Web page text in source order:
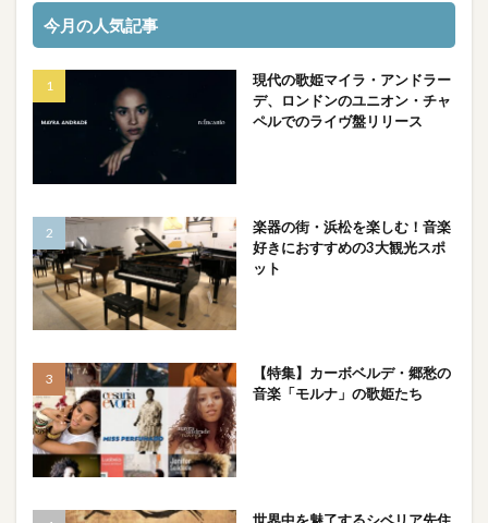
今月の人気記事
現代の歌姫マイラ・アンドラー
デ、ロンドンのユニオン・チャ
ペルでのライヴ盤リリース
楽器の街・浜松を楽しむ！音楽
好きにおすすめの3大観光スポ
ット
【特集】カーボベルデ・郷愁の
音楽「モルナ」の歌姫たち